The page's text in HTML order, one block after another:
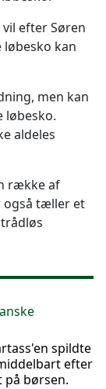
efter Søren
løbesko kan
men kan
løbesko.
aldeles
række af
også tæller et
spildte
efter
på børsen.